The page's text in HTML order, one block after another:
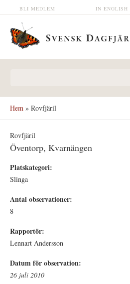
Hoppa till huvudinnehåll IN ENGLISH
BLI MEDLEM
Hem » Rovfjäril
Rovfjäril
Öventorp, Kvarnängen
Platskategori:
Slinga
Antal observationer:
8
Rapportör:
Lennart Andersson
Datum för observation:
26 juli 2010